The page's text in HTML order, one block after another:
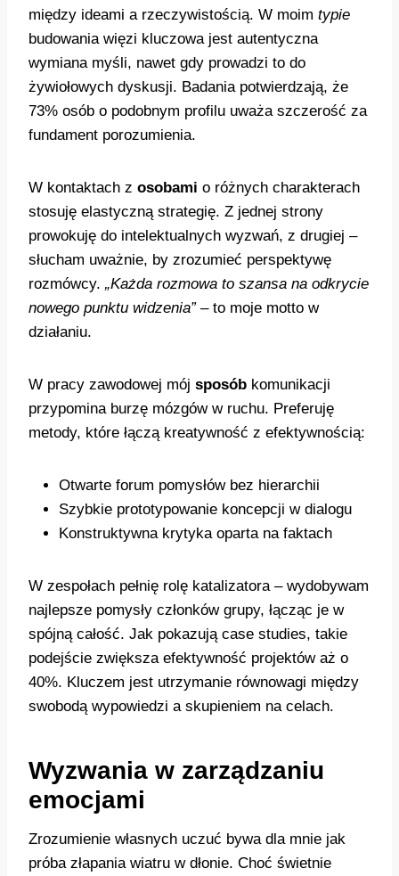
między ideami a rzeczywistością. W moim typie
budowania więzi kluczowa jest autentyczna
wymiana myśli, nawet gdy prowadzi to do
żywiołowych dyskusji. Badania potwierdzają, że
73% osób o podobnym profilu uważa szczerość za
fundament porozumienia.
W kontaktach z osobami o różnych charakterach
stosuję elastyczną strategię. Z jednej strony
prowokuję do intelektualnych wyzwań, z drugiej –
słucham uważnie, by zrozumieć perspektywę
rozmówcy. „Każda rozmowa to szansa na odkrycie
nowego punktu widzenia”– to moje motto w
działaniu.
W pracy zawodowej mój sposób komunikacji
przypomina burzę mózgów w ruchu. Preferuję
metody, które łączą kreatywność z efektywnością:
Otwarte forum pomysłów bez hierarchii
Szybkie prototypowanie koncepcji w dialogu
Konstruktywna krytyka oparta na faktach
W zespołach pełnię rolę katalizatora – wydobywam
najlepsze pomysły członków grupy, łącząc je w
spójną całość. Jak pokazują case studies, takie
podejście zwiększa efektywność projektów aż o
40%. Kluczem jest utrzymanie równowagi między
swobodą wypowiedzi a skupieniem na celach.
Wyzwania w zarządzaniu
emocjami
Zrozumienie własnych uczuć bywa dla mnie jak
próba złapania wiatru w dłonie. Choć świetnie